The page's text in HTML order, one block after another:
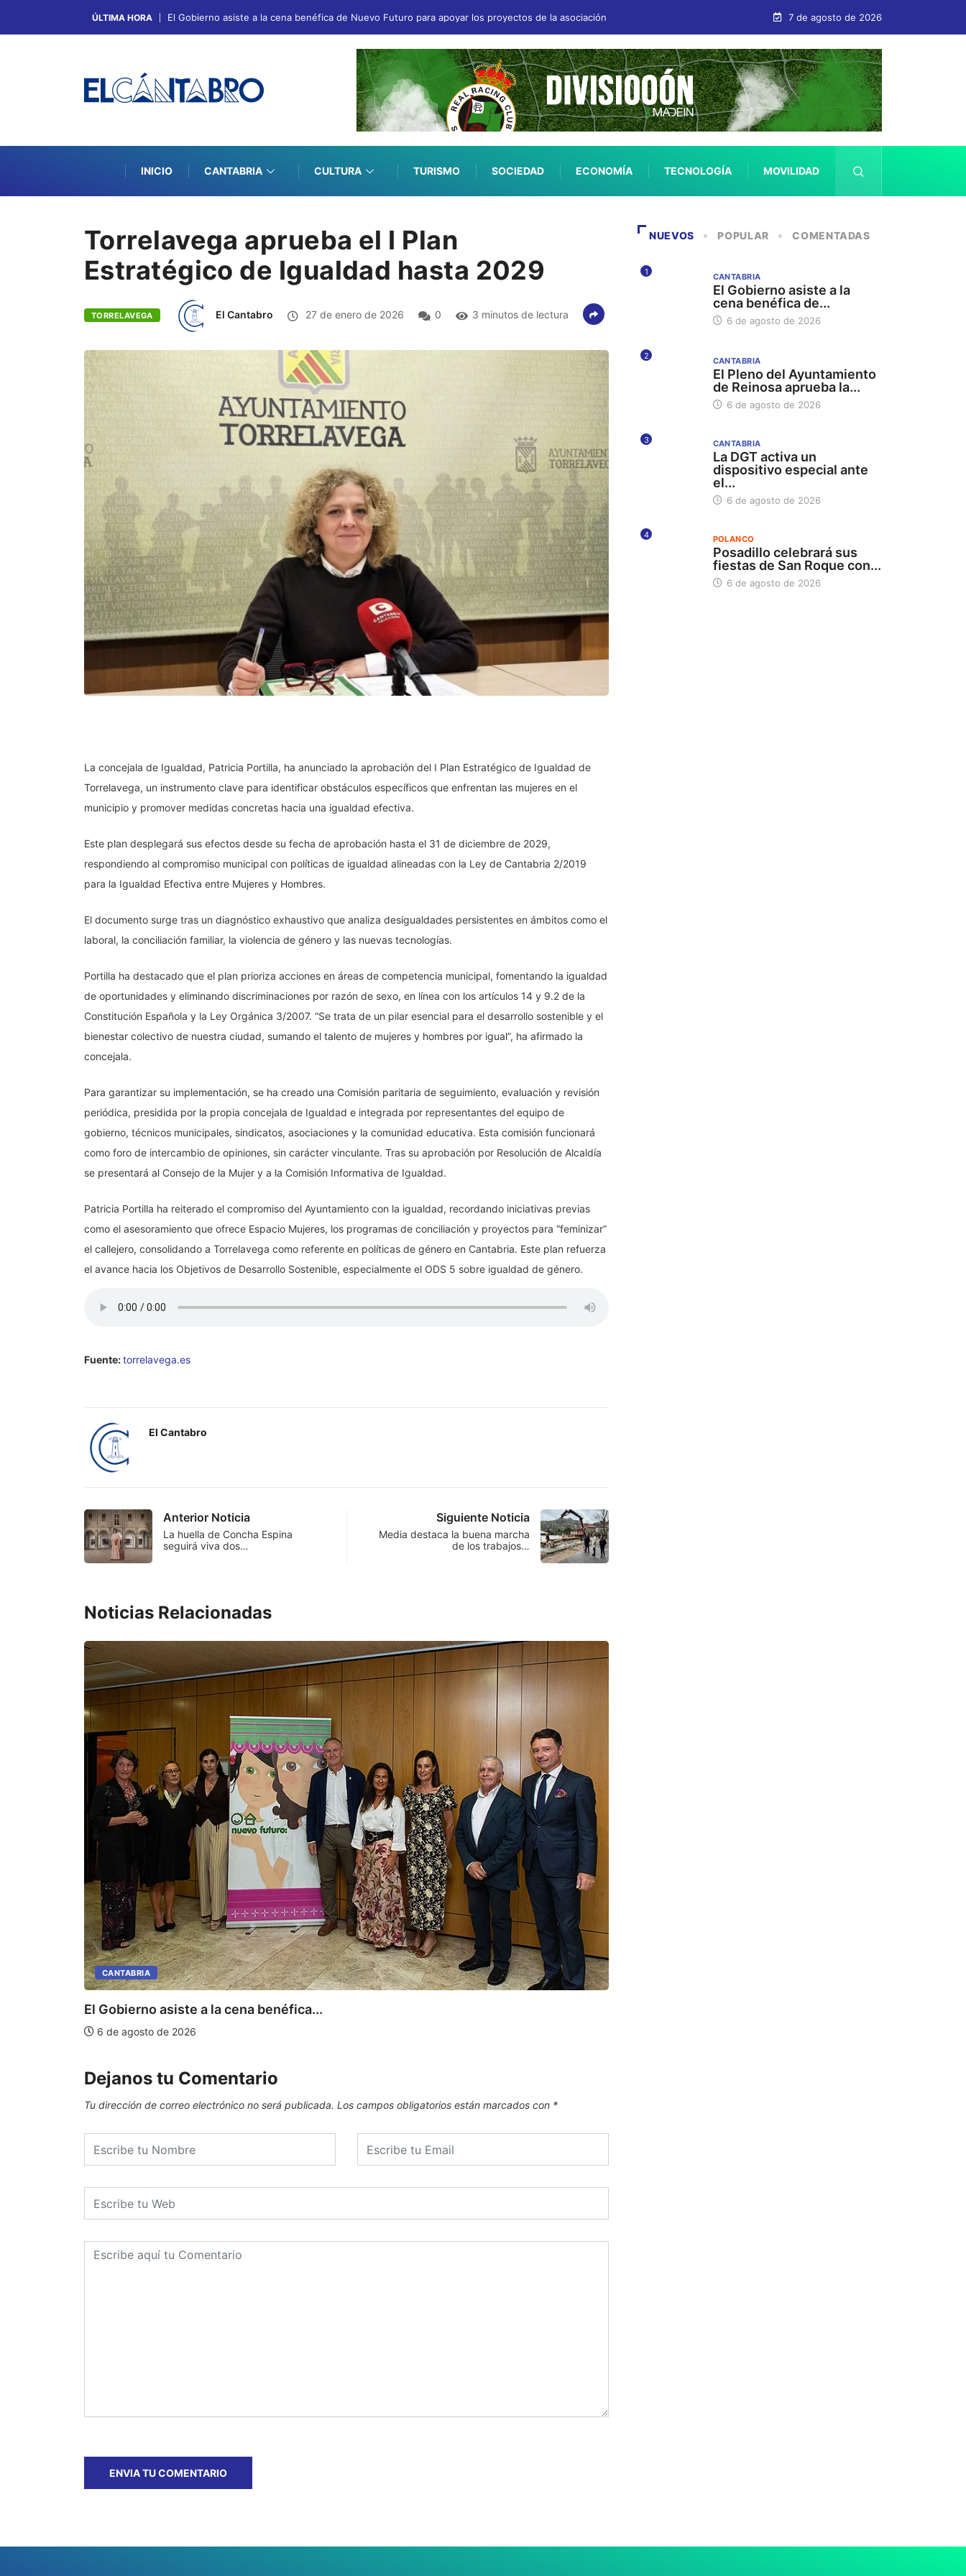
ÚLTIMA HORA El Gobierno asiste a la cena benéfica de Nuevo Futuro para apoyar los proyectos de la asociación 7 de agosto de 2026
INICIO CANTABRIA CULTURA TURISMO SOCIEDAD ECONOMÍA TECNOLOGÍA MOVILIDAD
Torrelavega aprueba el I Plan
Estratégico de Igualdad hasta 2029
TORRELAVEGA El Cantabro 27 de enero de 2026 0 3 minutos de lectura
La concejala de Igualdad, Patricia Portilla, ha anunciado la aprobación del I Plan Estratégico de Igualdad de
Torrelavega, un instrumento clave para identificar obstáculos específicos que enfrentan las mujeres en el
municipio y promover medidas concretas hacia una igualdad efectiva.
Este plan desplegará sus efectos desde su fecha de aprobación hasta el 31 de diciembre de 2029,
respondiendo al compromiso municipal con políticas de igualdad alineadas con la Ley de Cantabria 2/2019
para la Igualdad Efectiva entre Mujeres y Hombres.
El documento surge tras un diagnóstico exhaustivo que analiza desigualdades persistentes en ámbitos como el
laboral, la conciliación familiar, la violencia de género y las nuevas tecnologías.
Portilla ha destacado que el plan prioriza acciones en áreas de competencia municipal, fomentando la igualdad
de oportunidades y eliminando discriminaciones por razón de sexo, en línea con los artículos 14 y 9.2 de la
Constitución Española y la Ley Orgánica 3/2007. “Se trata de un pilar esencial para el desarrollo sostenible y el
bienestar colectivo de nuestra ciudad, sumando el talento de mujeres y hombres por igual”, ha afirmado la
concejala.
Para garantizar su implementación, se ha creado una Comisión paritaria de seguimiento, evaluación y revisión
periódica, presidida por la propia concejala de Igualdad e integrada por representantes del equipo de
gobierno, técnicos municipales, sindicatos, asociaciones y la comunidad educativa. Esta comisión funcionará
como foro de intercambio de opiniones, sin carácter vinculante. Tras su aprobación por Resolución de Alcaldía
se presentará al Consejo de la Mujer y a la Comisión Informativa de Igualdad.
Patricia Portilla ha reiterado el compromiso del Ayuntamiento con la igualdad, recordando iniciativas previas
como el asesoramiento que ofrece Espacio Mujeres, los programas de conciliación y proyectos para “feminizar”
el callejero, consolidando a Torrelavega como referente en políticas de género en Cantabria. Este plan refuerza
el avance hacia los Objetivos de Desarrollo Sostenible, especialmente el ODS 5 sobre igualdad de género.
Fuente:torrelavega.es
El Cantabro
Anterior Noticia
La huella de Concha Espina
seguirá viva dos…
Siguiente Noticia
Media destaca la buena marcha
de los trabajos…
Noticias Relacionadas
CANTABRIA
El Gobierno asiste a la cena benéfica...
6 de agosto de 2026
Dejanos tu Comentario
Tu dirección de correo electrónico no será publicada. Los campos obligatorios están marcados con *
NUEVOS POPULAR COMENTADAS
1 CANTABRIA
El Gobierno asiste a la
cena benéfica de...
6 de agosto de 2026
2 CANTABRIA
El Pleno del Ayuntamiento
de Reinosa aprueba la...
6 de agosto de 2026
3 CANTABRIA
La DGT activa un
dispositivo especial ante
el...
6 de agosto de 2026
4 POLANCO
Posadillo celebrará sus
fiestas de San Roque con...
6 de agosto de 2026